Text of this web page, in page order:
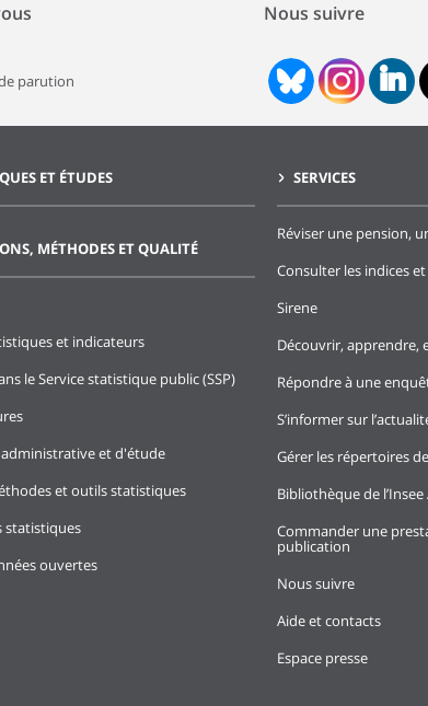
parution
Nous suivre
ET ÉTUDES
MÉTHODES ET QUALITÉ
et indicateurs
le Service statistique public (SSP)
et d'étude
et outils statistiques
statistiques
ouvertes
SERVICES
Réviser une pension,
Consulter les indices
Sirene
Découvrir, apprendre,
Répondre à une
S’informer sur
Gérer les répertoires
Bibliothèque de
Commander une
publication
Nous suivre
Aide et contacts
Espace presse